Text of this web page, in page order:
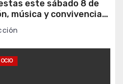
este sábado 8 de
música y convivencia